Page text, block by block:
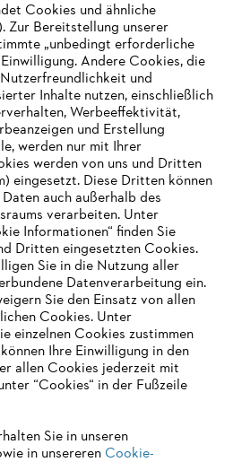
WIRD NICHT
Seite empfehlen wir Ihnen, zu
zu wechseln:
Cookies und ähnliche
Zur Bereitstellung unserer
„unbedingt erforderliche
Andere Cookies, die
und
Inhalte nutzen, einschließlich
Werbeeffektivität,
und Erstellung
werden nur mit Ihrer
werden von uns und Dritten
eingesetzt. Diese Dritten können
auch außerhalb des
verarbeiten. Unter
Informationen“ finden Sie
Dritten eingesetzten Cookies.
Sie in die Nutzung aller
Datenverarbeitung ein.
Sie den Einsatz von allen
Cookies. Unter
einzelnen Cookies zustimmen
Ihre Einwilligung in den
allen Cookies jederzeit mit
“Cookies“ in der Fußzeile
Sie in unseren
in unsereren Cookie-